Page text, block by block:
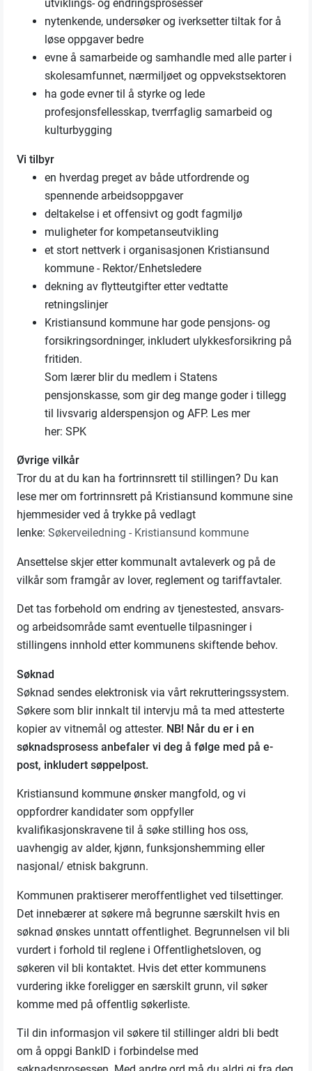
utviklings- og endringsprosesser
nytenkende, undersøker og iverksetter tiltak for å
løse oppgaver bedre
evne å samarbeide og samhandle med alle parter i
skolesamfunnet, nærmiljøet og oppvekstsektoren
ha gode evner til å styrke og lede
profesjonsfellesskap, tverrfaglig samarbeid og
kulturbygging
Vi tilbyr
en hverdag preget av både utfordrende og
spennende arbeidsoppgaver
deltakelse i et offensivt og godt fagmiljø
muligheter for kompetanseutvikling
et stort nettverk i organisasjonen Kristiansund
kommune - Rektor/Enhetsledere
dekning av flytteutgifter etter vedtatte
retningslinjer
Kristiansund kommune har gode pensjons- og
forsikringsordninger, inkludert ulykkesforsikring på
fritiden.
Som lærer blir du medlem i Statens
pensjonskasse, som gir deg mange goder i tillegg
til livsvarig alderspensjon og AFP. Les mer
her:SPK
Øvrige vilkår
Tror du at du kan ha fortrinnsrett til stillingen? Du kan
lese mer om fortrinnsrett på Kristiansund kommune sine
hjemmesider ved å trykke på vedlagt
lenke:Søkerveiledning - Kristiansund kommune
Ansettelse skjer etter kommunalt avtaleverk og på de
vilkår som framgår av lover, reglement og tariffavtaler.
Det tas forbehold om endring av tjenestested, ansvars-
og arbeidsområde samt eventuelle tilpasninger i
stillingens innhold etter kommunens skiftende behov.
Søknad
Søknad sendes elektronisk via vårt rekrutteringssystem.
Søkere som blir innkalt til intervju må ta med attesterte
kopier av vitnemål og attester. NB! Når du er i en
søknadsprosess anbefaler vi deg å følge med på e-
post, inkludert søppelpost.
Kristiansund kommune ønsker mangfold, og vi
oppfordrer kandidater som oppfyller
kvalifikasjonskravene til å søke stilling hos oss,
uavhengig av alder, kjønn, funksjonshemming eller
nasjonal/ etnisk bakgrunn.
Kommunen praktiserer meroffentlighet ved tilsettinger.
Det innebærer at søkere må begrunne særskilt hvis en
søknad ønskes unntatt offentlighet. Begrunnelsen vil bli
vurdert i forhold til reglene i Offentlighetsloven, og
søkeren vil bli kontaktet. Hvis det etter kommunens
vurdering ikke foreligger en særskilt grunn, vil søker
komme med på offentlig søkerliste.
Til din informasjon vil søkere til stillinger aldri bli bedt
om å oppgi BankID i forbindelse med